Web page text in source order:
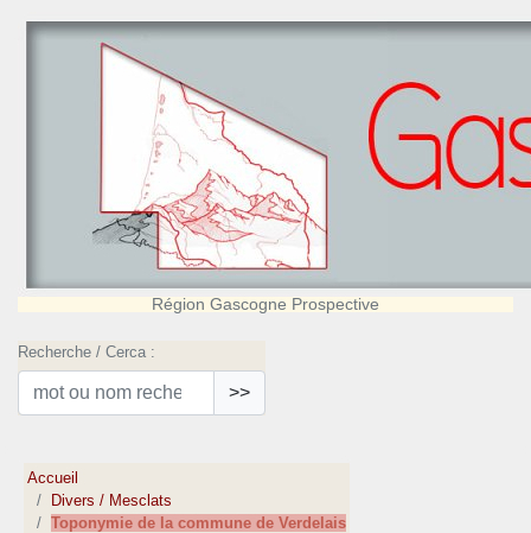
Région Gascogne Prospective
Recherche / Cerca :
>>
Accueil
Divers / Mesclats
Toponymie de la commune de Verdelais